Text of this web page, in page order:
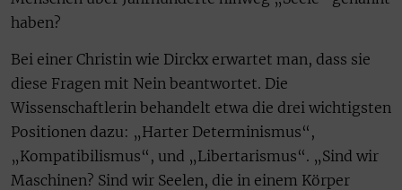
haben?
Bei einer Christin wie Dirckx erwartet man, dass sie
diese Fragen mit Nein beantwortet. Die
Wissenschaftlerin behandelt etwa die drei wichtigsten
Positionen dazu: „Harter Determinismus“,
„Kompatibilismus“, und „Libertarismus“. „Sind wir
Maschinen? Sind wir Seelen, die in einem Körper